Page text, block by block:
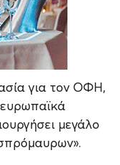
για τον ΟΦΗ,
μεγάλο